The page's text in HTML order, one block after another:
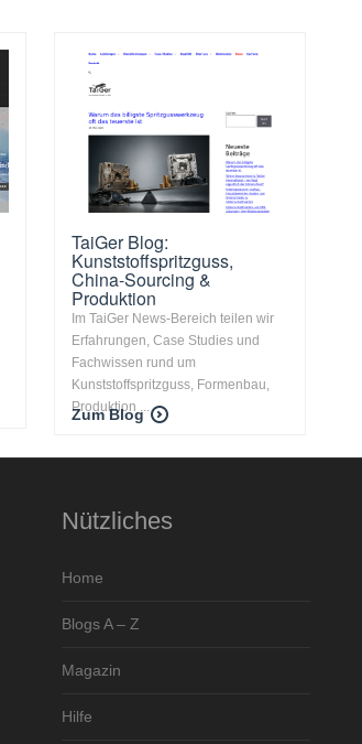
TaiGer Blog:
Kunststoffspritzguss,
China-Sourcing &
Produktion
Im TaiGer News-Bereich teilen wir
Erfahrungen, Case Studies und
Fachwissen rund um
Kunststoffspritzguss, Formenbau,
Produktion ...
Zum Blog
Nützliches
Home
Blogs A – Z
Magazin
Hilfe